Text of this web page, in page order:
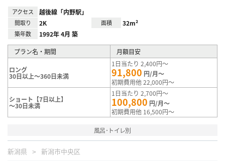
アクセス 越後線「内野駅」
間取り 2K 面積 32m²
築年数 1992年 4月 築
プラン名・期間 月額目安
ロング
30日以上～360日未満
1日当たり 2,400円～
91,800 円/月～
初期費用他 22,000円～
ショート【7日以上】
～30日未満
1日当たり 2,700円～
100,800 円/月～
初期費用他 16,500円～
風呂･トイレ別
新潟県 新潟市中央区